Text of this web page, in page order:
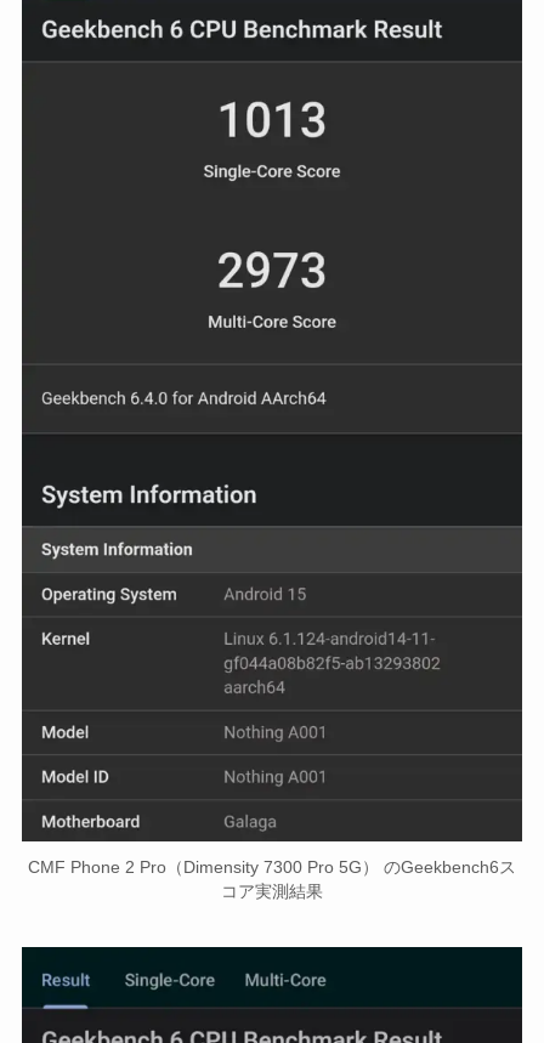
CMF Phone 2 Pro（Dimensity 7300 Pro 5G） のGeekbench6ス
コア実測結果